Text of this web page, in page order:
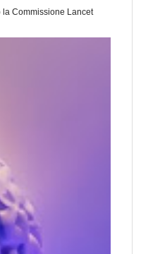
Commissione Lancet